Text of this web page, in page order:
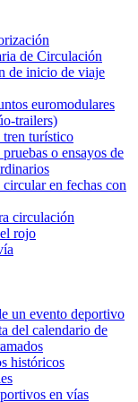
de Circulación
de inicio de viaje
euromodulares
trailers)
tren turístico
o ensayos de
en fechas con
circulación
rojo
un evento deportivo
del calendario de
históricos
en vías